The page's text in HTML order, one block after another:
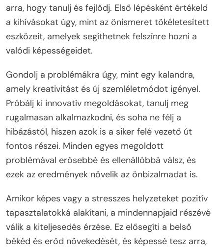
arra, hogy tanulj és fejlődj. Első lépésként értékeld
a kihívásokat úgy, mint az önismeret tökéletesített
eszközeit, amelyek segíthetnek felszínre hozni a
valódi képességeidet.
Gondolj a problémákra úgy, mint egy kalandra,
amely kreativitást és új szemléletmódot igényel.
Próbálj ki innovatív megoldásokat, tanulj meg
rugalmasan alkalmazkodni, és soha ne félj a
hibázástól, hiszen azok is a siker felé vezető út
fontos részei. Minden egyes megoldott
problémával erősebbé és ellenállóbbá válsz, és
ezek az eredmények növelik az önbizalmadat is.
Amikor képes vagy a stresszes helyzeteket pozitív
tapasztalatokká alakítani, a mindennapjaid részévé
válik a kiteljesedés érzése. Ez elősegíti a belső
békéd és erőd növekedését, és képessé tesz arra,